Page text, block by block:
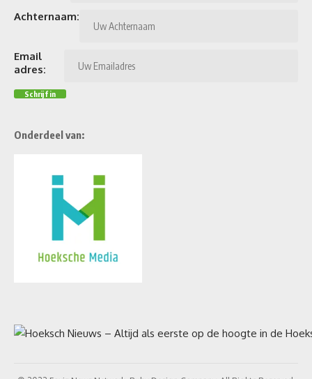
Achternaam:
Email
adres:
Onderdeel van: